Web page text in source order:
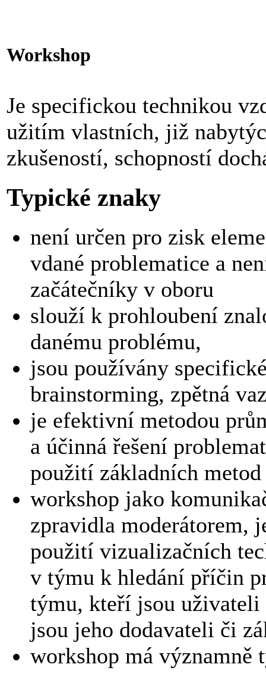
Workshop
Je specifickou technikou
užitím vlastních, již
zkušeností, schopností
Typické znaky
není určen pro zisk
vdané problematice a
začátečníky v oboru
slouží k prohloubení
danému problému,
jsou používány
brainstorming, zpětná
je efektivní metodou
a účinná řešení
použití základních metod
workshop jako
zpravidla moderátorem,
použití vizualizačních
v týmu k hledání příčin
týmu, kteří jsou uživateli
jsou jeho dodavateli či
workshop má významně